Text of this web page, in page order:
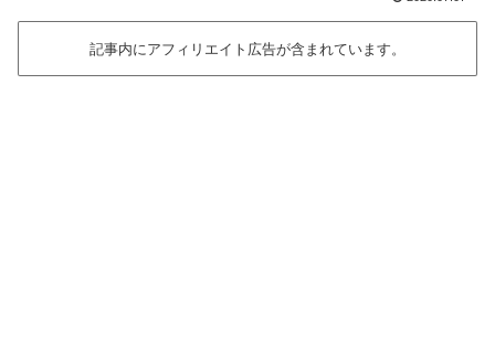
記事内にアフィリエイト広告が含まれています。